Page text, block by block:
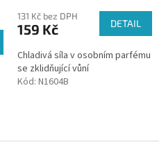
131 Kč bez DPH
159 Kč DETAIL
Chladivá síla v osobním parfému
se zklidňující vůní
Kód: N1604B